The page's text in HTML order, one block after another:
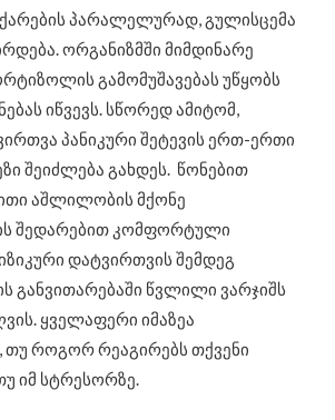
პარალელურად, გულისცემა
ორგანიზმში მიმდინარე
გამომუშავებას უწყობს
იწვევს. სწორედ ამიტომ,
პანიკური შეტევის ერთ-ერთი
შეიძლება გახდეს. წონებით
აშლილობის მქონე
შედარებით კომფორტული
დატვირთვის შემდეგ
განვითარებაში წვლილი ვარჯიშს
ყველაფერი იმაზეა
როგორ რეაგირებს თქვენი
იმ სტრესორზე.